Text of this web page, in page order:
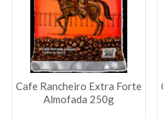
Cafe Rancheiro Extra Forte
Almofada 250g